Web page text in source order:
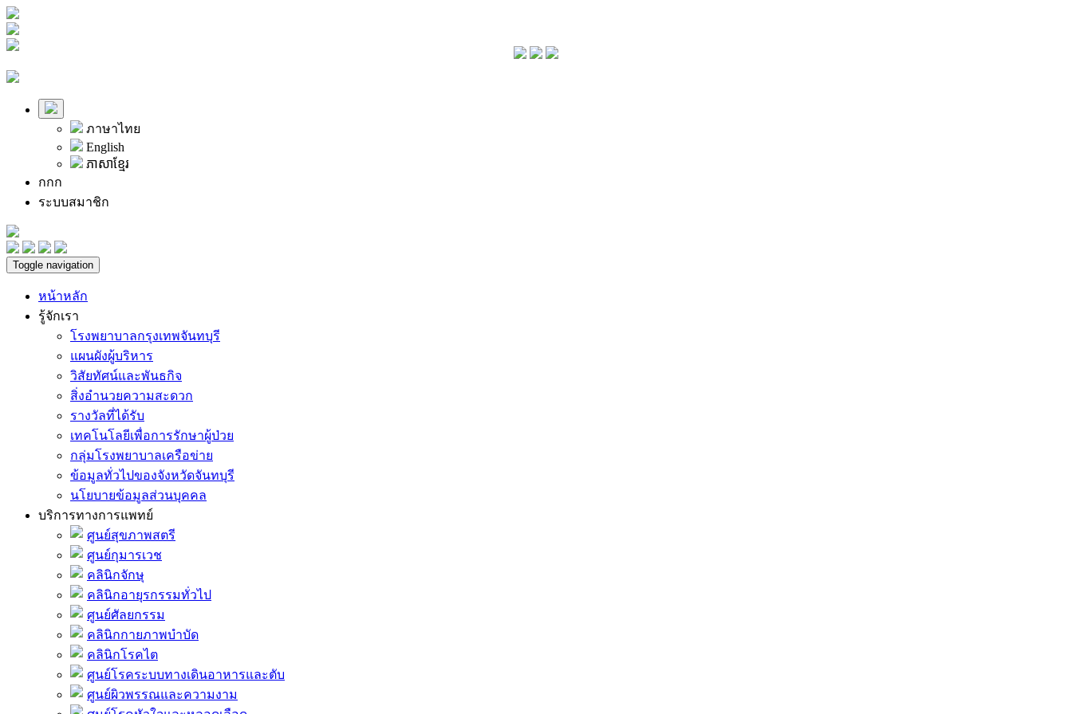
ภาษาไทย
English
ភាសាខ្មែរ
กกก
ระบบสมาชิก
Toggle navigation
หน้าหลัก
รู้จักเรา
โรงพยาบาลกรุงเทพจันทบุรี
แผนผังผู้บริหาร
วิสัยทัศน์และพันธกิจ
สิ่งอำนวยความสะดวก
รางวัลที่ได้รับ
เทคโนโลยีเพื่อการรักษาผู้ป่วย
กลุ่มโรงพยาบาลเครือข่าย
ข้อมูลทั่วไปของจังหวัดจันทบุรี
นโยบายข้อมูลส่วนบุคคล
บริการทางการแพทย์
ศูนย์สุขภาพสตรี
ศูนย์กุมารเวช
คลินิกจักษุ
คลินิกอายุรกรรมทั่วไป
ศูนย์ศัลยกรรม
คลินิกกายภาพบำบัด
คลินิกโรคไต
ศูนย์โรคระบบทางเดินอาหารและตับ
ศูนย์ผิวพรรณและความงาม